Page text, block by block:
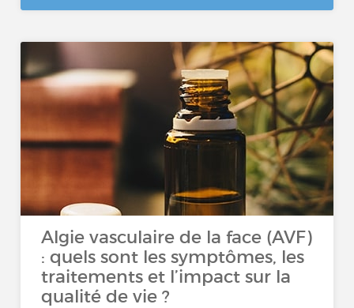
Algie vasculaire de la face (AVF)
: quels sont les symptômes, les
traitements et l’impact sur la
qualité de vie ?